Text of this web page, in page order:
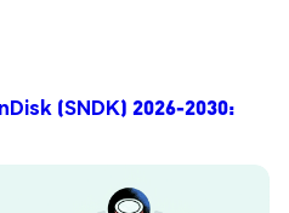
(SNDK) 2026-2030: